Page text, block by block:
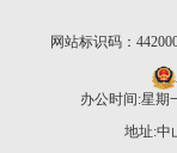
网站标识码：
办公时间:星期
地址:中